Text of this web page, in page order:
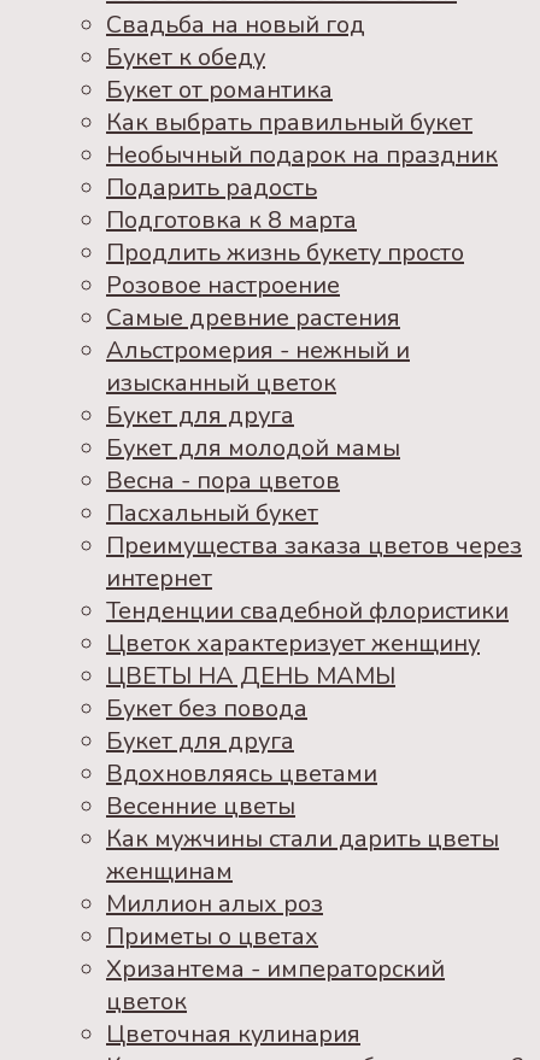
Свадьба на новый год
Букет к обеду
Букет от романтика
Как выбрать правильный букет
Необычный подарок на праздник
Подарить радость
Подготовка к 8 марта
Продлить жизнь букету просто
Розовое настроение
Самые древние растения
Альстромерия - нежный и
изысканный цветок
Букет для друга
Букет для молодой мамы
Весна - пора цветов
Пасхальный букет
Преимущества заказа цветов через
интернет
Тенденции свадебной флористики
Цветок характеризует женщину
ЦВЕТЫ НА ДЕНЬ МАМЫ
Букет без повода
Букет для друга
Вдохновляясь цветами
Весенние цветы
Как мужчины стали дарить цветы
женщинам
Миллион алых роз
Приметы о цветах
Хризантема - императорский
цветок
Цветочная кулинария